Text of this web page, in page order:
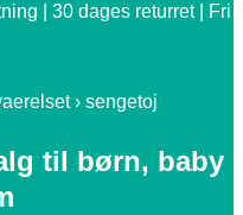
| 30 dages returret | Fri
› sengetoj
til børn, baby